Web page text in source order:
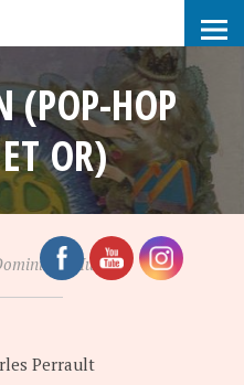
(POP-HOP
OR)
Hullin
Perrault